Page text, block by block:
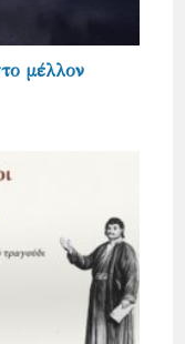
μέλλον